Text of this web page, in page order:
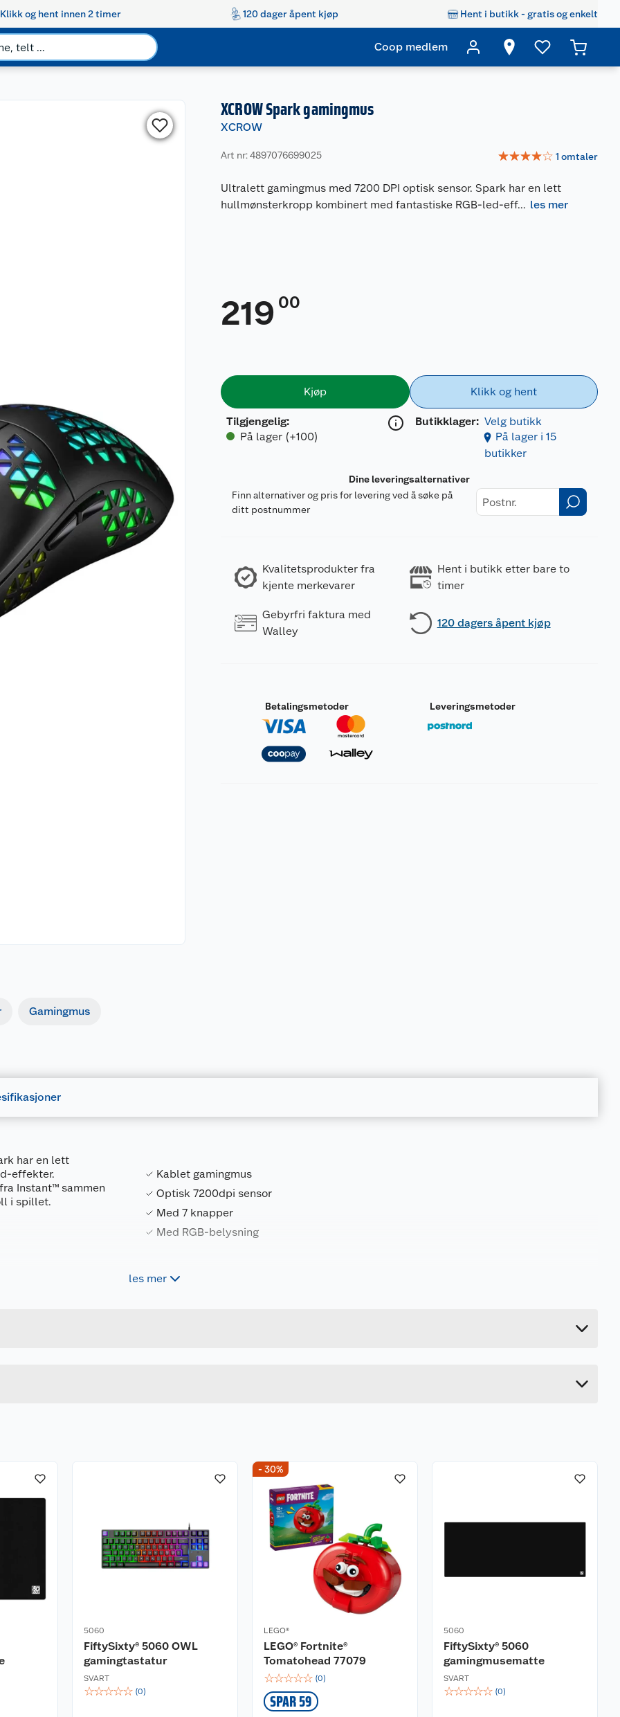
Klikk og hent innen 2 timer 120 dager åpent kjøp Hent i butikk - gratis og enkelt
Coop medlem
Gamingmus
XCROW Spark gamingmus
XCROW
Art nr: 4897076699025 ☆☆☆☆☆ 1 omtaler
Ultralett gamingmus med 7200 DPI optisk sensor. Spark har en lett
hullmønsterkropp kombinert med fantastiske RGB-led-eff... les mer
219 00
Kjøp
Tilgjengelig:
På lager (+100)
Klikk og hent
Butikklager: Velg butikk
På lager i 15
butikker
Dine leveringsalternativer
Finn alternativer og pris for levering ved å søke på
ditt postnummer
Kvalitetsprodukter fra
kjente merkevarer
Hent i butikk etter bare to
timer
Gebyrfri faktura med
Walley
120 dagers åpent kjøp
Betalingsmetoder Leveringsmetoder
har en lett
effekter.
Instant™ sammen
i spillet.
Kablet gamingmus
Optisk 7200dpi sensor
Med 7 knapper
Med RGB-belysning
les merForpakningsmål
5060
FiftySixty® 5060 OWL
gamingtastatur
SVART
☆☆☆☆☆ (0)
- 30%
LEGO®
LEGO® Fortnite®
Tomatohead 77079
☆☆☆☆☆ (0)
SPAR 59
5060
FiftySixty® 5060
gamingmusematte
SVART
☆☆☆☆☆ (0)